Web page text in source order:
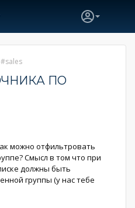
sales
ПО
можно отфильтровать
Смысл в том что при
должны быть
группы (у нас тебе